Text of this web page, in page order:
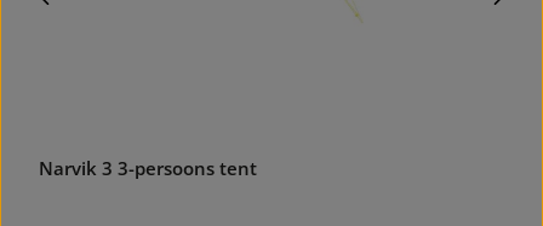
Narvik 3 3-persoons tent